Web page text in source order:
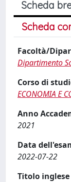
Scheda
Scheda
Facoltà/
Dipartimento
Corso di
ECONOMIA E
Anno
2021
Data
2022-07-22
Titolo inglese